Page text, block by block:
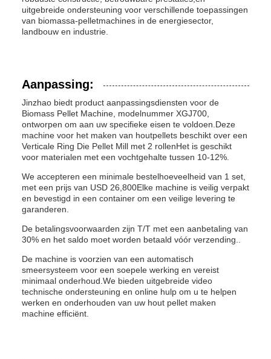
uitgebreide ondersteuning voor verschillende toepassingen
van biomassa-pelletmachines in de energiesector,
landbouw en industrie.
Aanpassing:
Jinzhao biedt product aanpassingsdiensten voor de
Biomass Pellet Machine, modelnummer XGJ700,
ontworpen om aan uw specifieke eisen te voldoen.Deze
machine voor het maken van houtpellets beschikt over een
Verticale Ring Die Pellet Mill met 2 rollenHet is geschikt
voor materialen met een vochtgehalte tussen 10-12%.
We accepteren een minimale bestelhoeveelheid van 1 set,
met een prijs van USD 26,800Elke machine is veilig verpakt
en bevestigd in een container om een veilige levering te
garanderen.
De betalingsvoorwaarden zijn T/T met een aanbetaling van
30% en het saldo moet worden betaald vóór verzending..
De machine is voorzien van een automatisch
smeersysteem voor een soepele werking en vereist
minimaal onderhoud.We bieden uitgebreide video
technische ondersteuning en online hulp om u te helpen
werken en onderhouden van uw hout pellet maken
machine efficiënt.